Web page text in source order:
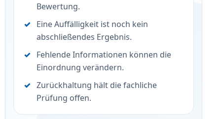
Bewertung.
Eine Auffälligkeit ist noch kein
abschließendes Ergebnis.
Fehlende Informationen können die
Einordnung verändern.
Zurückhaltung hält die fachliche
Prüfung offen.